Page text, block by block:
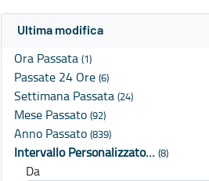
Ultima modifica
Ora Passata (1)
Passate 24 Ore (6)
Settimana Passata (24)
Mese Passato (92)
Anno Passato (839)
Intervallo Personalizzato… (8)
Da